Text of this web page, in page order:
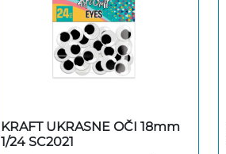
KRAFT UKRASNE OČI 18mm
1/24 SC2021